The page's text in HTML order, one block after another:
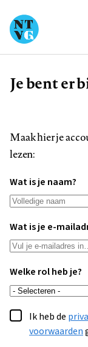
Kruimelpad
Je bent er
Maak hier je
lezen:
Wat is je naam?
Wat is je e-
Welke rol heb je?
Ik heb de
voorwaarden